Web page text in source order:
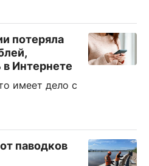
потеряла
в Интернете
имеет дело с
паводков